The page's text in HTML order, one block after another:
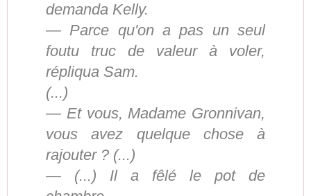
demanda Kelly.
— Parce qu'on a pas un seul
foutu truc de valeur à voler,
répliqua Sam.
(...)
— Et vous, Madame Gronnivan,
vous avez quelque chose à
rajouter ? (...)
— (...) Il a fêlé le pot de